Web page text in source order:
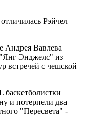
Рэйчел
Андрея Вавлева
"Янг Энджелс" из
встречей с чешской
и потерпели два
"Пересвета" -